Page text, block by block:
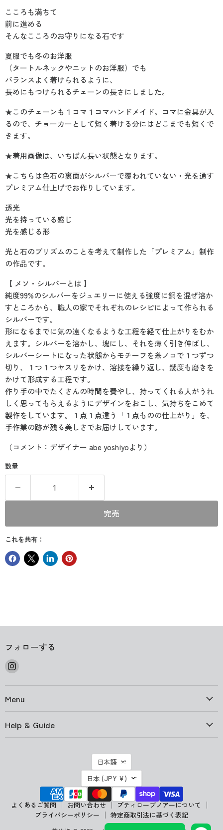
こころも満ちて
前に進める
そんなこころのお守りになる石です
夏服でも冬のお洋服
（タートルネックやニットのお洋服）でも
バランスよく着けられるように、
長めにもつけられるチェーンの長さにしました。
★このチェーンも１コマ１コマハンドメイド。コマに金具が入
るので、チョーカーとして短く着ける分にはどこまでも短くで
きます。
★着用画像は、いちばん長い状態となります。
★こちらは色石の裏面がシルバーで覆われていない・光を通す
プレミアム仕上げでお作りしています。
透光
光を持っている感じ
光を感じる形
光と石のプリズムのことを考えて制作した「プレミアム」制作
の作品です。
【 メソ・シルバーとは 】
純度99%のシルバーをジュエリーに使える強度に銅を混ぜ溶か
すところから、職人の家でそれぞれのレシピによって作られる
シルバーです。
形になるまでに気の遠くなるような工程を経て仕上がりをむか
えます。シルバーを溶かし、塊にし、それを薄く引き伸ばし、
シルバーシートになった状態からモチーフを糸ノコで１つずつ
切り、１つ１つヤスリをかけ、溶接を繰り返し、幾度も磨きを
かけて形成する工程です。
作り手の中でたくさんの時間を費やし、持ってくれる人がうれ
しく思ってもらえるようにデザインをおこし、気持ちをこめて
製作をしています。１点１点違う「１点ものの仕上がり」を、
手作業の跡が残る美しさでお届けしています。
（コメント：デザイナー abe yoshiyoより）
数量
完売
これを共有：
フォローする
Instagram
見
つ
く
Menu
Help & Guide
言
語
日本語
国日本 (JPY ¥)
よくあるご質問 お問い合わせ
プティローブノアーについて
プライバシーポリシー
特定商取引法に基づく表記